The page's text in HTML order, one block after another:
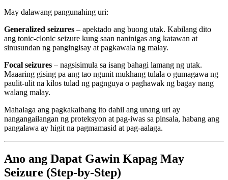
May dalawang pangunahing uri:
Generalized seizures – apektado ang buong utak. Kabilang dito
ang tonic-clonic seizure kung saan naninigas ang katawan at
sinusundan ng pangingisay at pagkawala ng malay.
Focal seizures – nagsisimula sa isang bahagi lamang ng utak.
Maaaring gising pa ang tao ngunit mukhang tulala o gumagawa ng
paulit-ulit na kilos tulad ng pagnguya o paghawak ng bagay nang
walang malay.
Mahalaga ang pagkakaibang ito dahil ang unang uri ay
nangangailangan ng proteksyon at pag-iwas sa pinsala, habang ang
pangalawa ay higit na pagmamasid at pag-aalaga.
Ano ang Dapat Gawin Kapag May
Seizure (Step-by-Step)